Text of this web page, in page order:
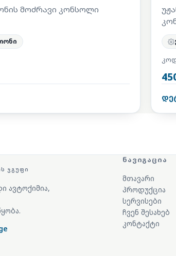
მოძრავი კონსოლი
ᲯᲒᲣᲤᲘ
ავტოქიმია,
ᲜᲐᲕᲘᲒᲐᲪᲘᲐ
მთავარი
პროდუქცია
სერვისები
ჩვენ შესახებ
კონტაქტი